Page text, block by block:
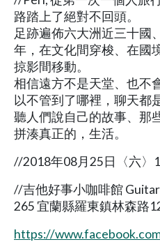
路踏上了絕對不回頭。
足跡遍佈六大洲近三十國
年，在文化間穿梭、在國
掠影間移動。
相信遠方不是天堂、也不
以不管到了哪裡，聊天都
聽人們說自己的故事、那
拼湊真正的，生活。
//2018年08月25日〈六〉
//吉他好事小咖啡館
265 宜蘭縣羅東鎮林森路
https://